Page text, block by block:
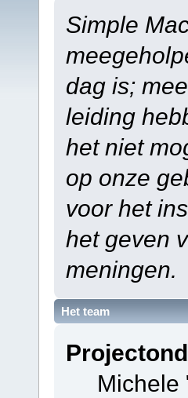
Simple
dag is;
leiding
het niet
op onze
voor het
het geven
meningen.
Het team
Michele